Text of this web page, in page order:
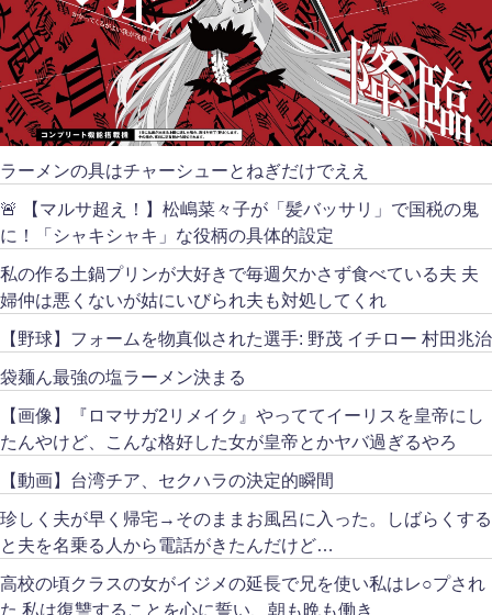
ラーメンの具はチャーシューとねぎだけでええ
🚨 【マルサ超え！】松嶋菜々子が「髪バッサリ」で国税の鬼
に！「シャキシャキ」な役柄の具体的設定
私の作る土鍋プリンが大好きで毎週欠かさず食べている夫 夫
婦仲は悪くないが姑にいびられ夫も対処してくれ
【野球】フォームを物真似された選手: 野茂 イチロー 村田兆治
袋麺ん最強の塩ラーメン決まる
【画像】『ロマサガ2リメイク』やっててイーリスを皇帝にし
たんやけど、こんな格好した女が皇帝とかヤバ過ぎるやろ
【動画】台湾チア、セクハラの決定的瞬間
珍しく夫が早く帰宅→そのままお風呂に入った。しばらくする
と夫を名乗る人から電話がきたんだけど…
高校の頃クラスの女がイジメの延長で兄を使い私はレ○プされ
た 私は復讐することを心に誓い、朝も晩も働き